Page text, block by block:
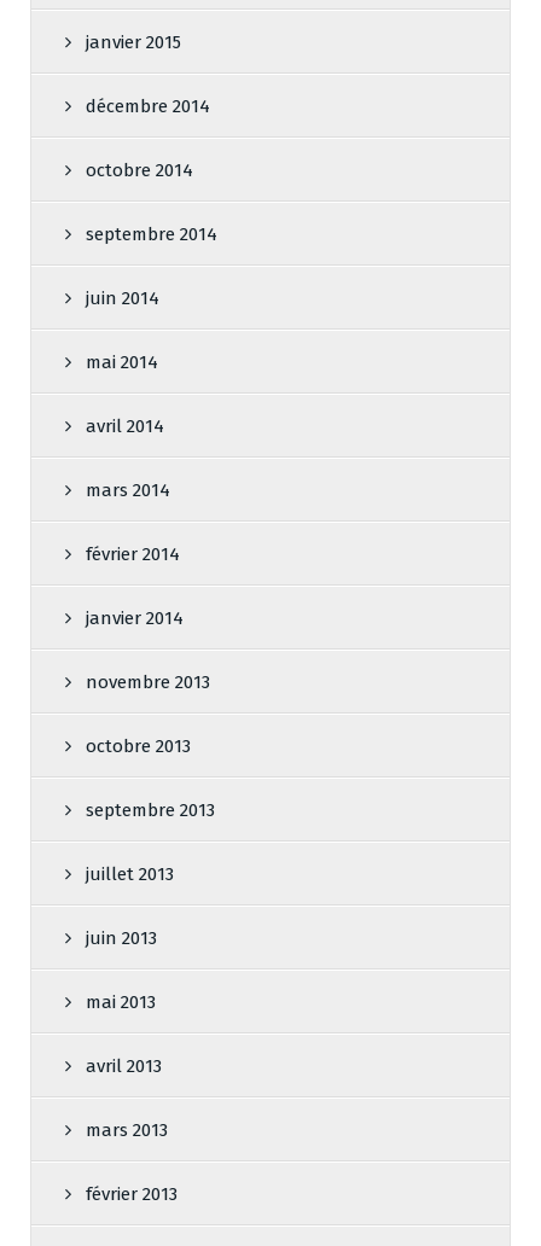
janvier 2015
décembre 2014
octobre 2014
septembre 2014
juin 2014
mai 2014
avril 2014
mars 2014
février 2014
janvier 2014
novembre 2013
octobre 2013
septembre 2013
juillet 2013
juin 2013
mai 2013
avril 2013
mars 2013
février 2013